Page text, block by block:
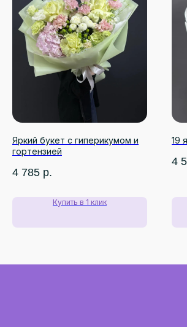
Яркий букет с гиперикумом и
гортензией
4 785 р.
Купить в 1 клик
19
4
+7 (996) 597-17-15
г. Екатеринбург, ул. Куйбышева, 137
(напротив Шарташского рынка)
Ежедневно с 08:00 до 22:00
О КОМПАНИИ
Наши гарантии
Цветы для бизнеса
ИП Бадалов Ф.Р.
ИНН 661222924169
ОГРНИП 323665800166410
РЕКВИЗИТЫ